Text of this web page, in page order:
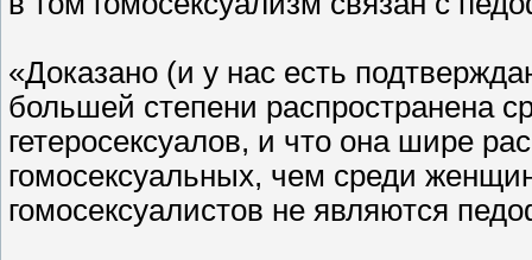
«Доказано (и у нас есть
большей степени распространена
гетеросексуалов, и что она шире
гомосексуальных, чем среди
гомосексуалистов не являются